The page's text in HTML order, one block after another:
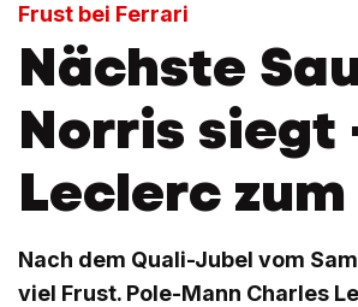
Frust bei Ferrari
Nächste
Norris siegt
Leclerc zum
Nach dem Quali-Jubel vom
viel Frust. Pole-Mann Charles